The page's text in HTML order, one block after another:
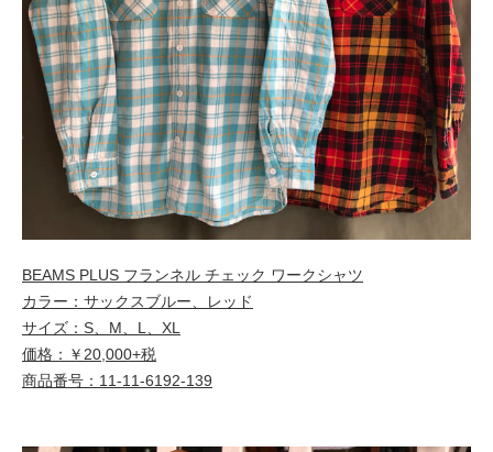
BEAMS PLUS フランネル チェック ワークシャツ
カラー：サックスブルー、レッド
サイズ：S、M、L、XL
価格：￥20,000+税
商品番号：11-11-6192-139